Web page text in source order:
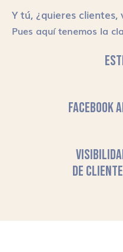
Y tú, ¿quieres clientes,
Pues aquí tenemos la
FACEBOOK
DE